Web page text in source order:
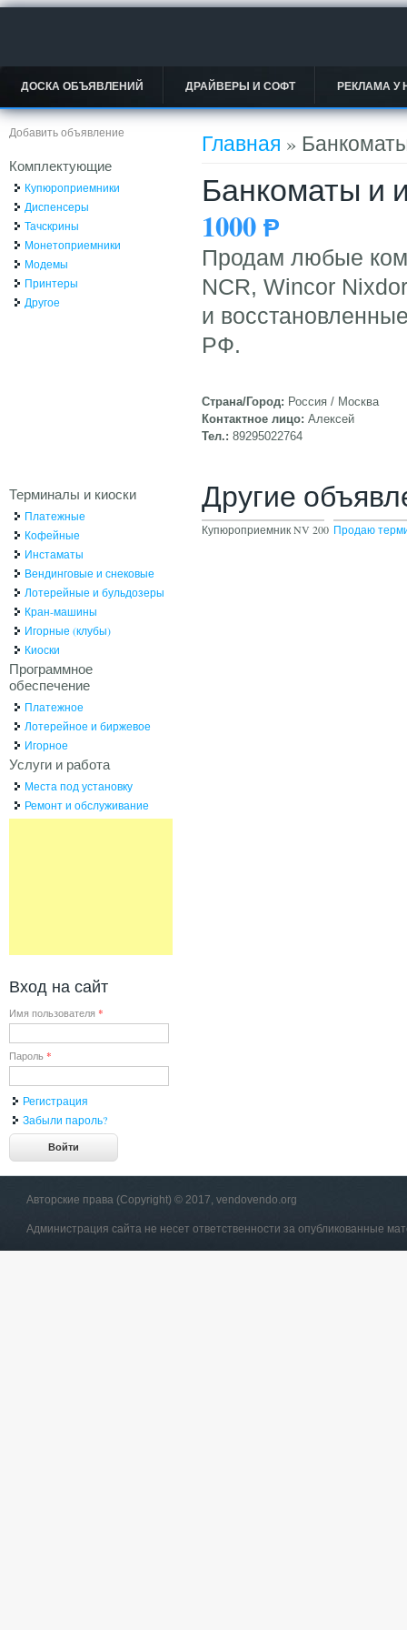
ДОСКА ОБЪЯВЛЕНИЙ ДРАЙВЕРЫ И СОФТ РЕКЛАМА У
Вы здесь
Главная »
Банкоматы и
1000 Ᵽ
Продам любые
NCR, Wincor
и
РФ.
Страна/Город: Россия / Москва
Контактное лицо: Алексей
Тел.: 89295022764
Другие
Купюроприемник NV 200 Продаю
Добавить объявление
Комплектующие
Купюроприемники
Диспенсеры
Тачскрины
Монетоприемники
Модемы
Принтеры
Другое
Терминалы и киоски
Платежные
Кофейные
Инстаматы
Вендинговые и снековые
Лотерейные и бульдозеры
Кран-машины
Игорные (клубы)
Киоски
Программное
обеспечение
Платежное
Лотерейное и биржевое
Игорное
Услуги и работа
Места под установку
Ремонт и обслуживание
Вход на сайт
Имя пользователя *
Пароль *
Регистрация
Забыли пароль?
Авторские права (Copyright) © 2017, vendovendo.org
Администрация сайта не несет ответственности за опубликованные